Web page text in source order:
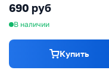
690 руб
В наличии
Купить